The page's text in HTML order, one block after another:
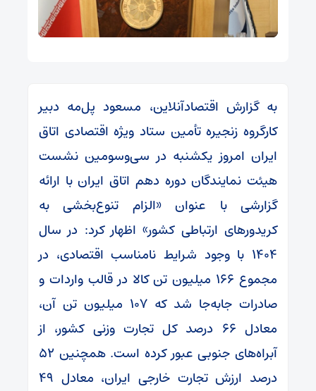
به گزارش اقتصادآنلاین، مسعود پل‌مه دبیر
کارگروه زنجیره تأمین ستاد ویژه اقتصادی اتاق
ایران امروز یکشنبه در سی‌وسومین نشست
هیئت نمایندگان دوره دهم اتاق ایران با ارائه
گزارشی با عنوان «الزام تنوع‌بخشی به
کریدور‌های ارتباطی کشور» اظهار کرد: در سال
۱۴۰۴ با وجود شرایط نامناسب اقتصادی، در
مجموع ۱۶۶ میلیون تن کالا در قالب واردات و
صادرات جابه‌جا شد که ۱۰۷ میلیون تن آن،
معادل ۶۶ درصد کل تجارت وزنی کشور، از
آبراه‌های جنوبی عبور کرده است. همچنین ۵۲
درصد ارزش تجارت خارجی ایران، معادل ۴۹